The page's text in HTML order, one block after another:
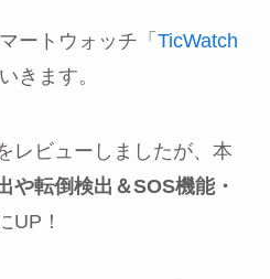
ートウォッチ「 TicWatch
きます。
レビューしましたが、本
や転倒検出＆SOS機能・
UP！